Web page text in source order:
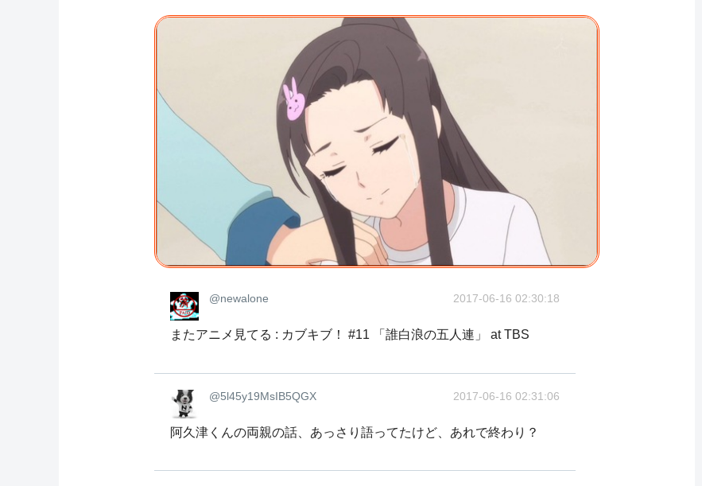
@newalone 2017-06-16 02:30:18
またアニメ見てる : カブキブ！ #11 「誰白浪の五人連」 at TBS
@5l45y19MsIB5QGX 2017-06-16 02:31:06
阿久津くんの両親の話、あっさり語ってたけど、あれで終わり？